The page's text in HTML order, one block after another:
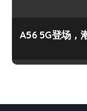
A56 5G登场，